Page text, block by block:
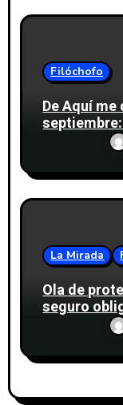
Filóchofo
De Aquí
La Mirada
Ola de
seguro
¿Quiénes